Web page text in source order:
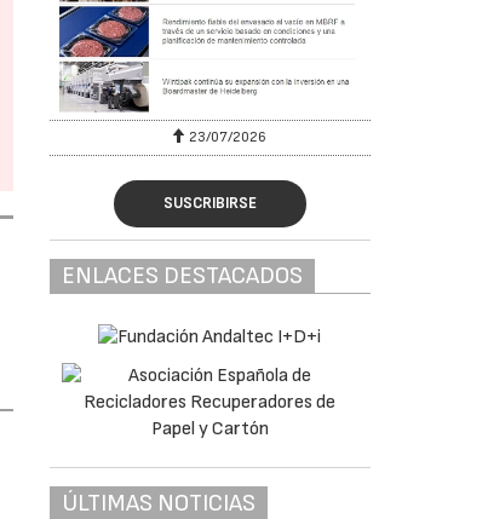
23/07/2026
SUSCRIBIRSE
ENLACES DESTACADOS
ÚLTIMAS NOTICIAS